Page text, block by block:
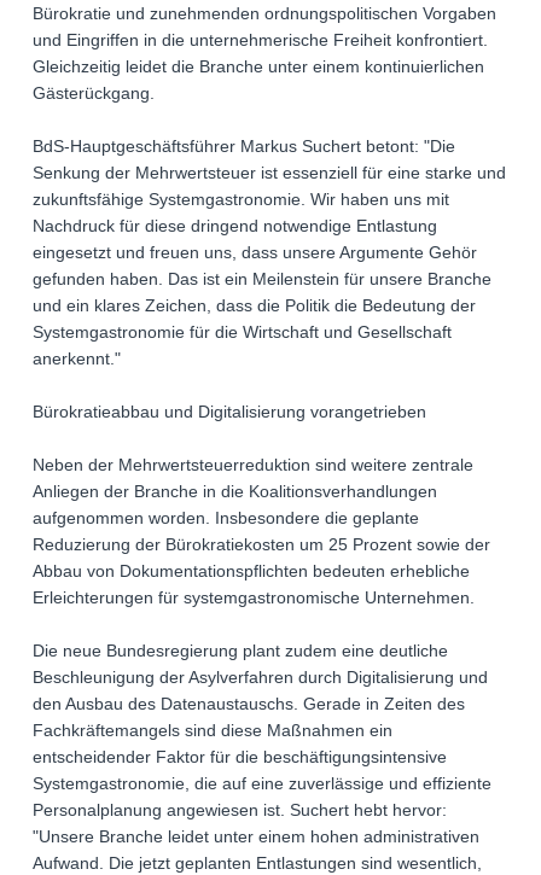
Bürokratie und zunehmenden ordnungspolitischen Vorgaben
und Eingriffen in die unternehmerische Freiheit konfrontiert.
Gleichzeitig leidet die Branche unter einem kontinuierlichen
Gästerückgang.
BdS-Hauptgeschäftsführer Markus Suchert betont: "Die
Senkung der Mehrwertsteuer ist essenziell für eine starke und
zukunftsfähige Systemgastronomie. Wir haben uns mit
Nachdruck für diese dringend notwendige Entlastung
eingesetzt und freuen uns, dass unsere Argumente Gehör
gefunden haben. Das ist ein Meilenstein für unsere Branche
und ein klares Zeichen, dass die Politik die Bedeutung der
Systemgastronomie für die Wirtschaft und Gesellschaft
anerkennt."
Bürokratieabbau und Digitalisierung vorangetrieben
Neben der Mehrwertsteuerreduktion sind weitere zentrale
Anliegen der Branche in die Koalitionsverhandlungen
aufgenommen worden. Insbesondere die geplante
Reduzierung der Bürokratiekosten um 25 Prozent sowie der
Abbau von Dokumentationspflichten bedeuten erhebliche
Erleichterungen für systemgastronomische Unternehmen.
Die neue Bundesregierung plant zudem eine deutliche
Beschleunigung der Asylverfahren durch Digitalisierung und
den Ausbau des Datenaustauschs. Gerade in Zeiten des
Fachkräftemangels sind diese Maßnahmen ein
entscheidender Faktor für die beschäftigungsintensive
Systemgastronomie, die auf eine zuverlässige und effiziente
Personalplanung angewiesen ist. Suchert hebt hervor:
"Unsere Branche leidet unter einem hohen administrativen
Aufwand. Die jetzt geplanten Entlastungen sind wesentlich,